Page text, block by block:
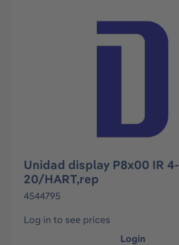
Omitir galería de imágenes
Unidad display P8x00 IR 4-
20/HART,rep
4544795
Log in to see prices
Login